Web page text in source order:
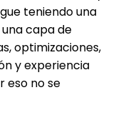
teniendo una
capa de
optimizaciones,
y experiencia
eso no se